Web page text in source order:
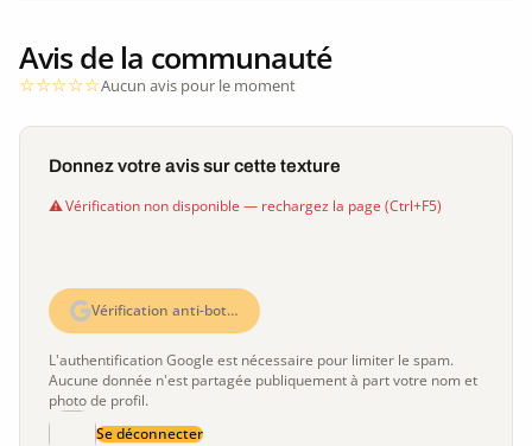
Avis de la communauté
Aucun avis pour le moment
Donnez votre avis sur cette texture
Vérification non disponible — rechargez la page (Ctrl+F5)
Vérification anti-bot…
L'authentification Google est nécessaire pour limiter le spam.
Aucune donnée n'est partagée publiquement à part votre nom et
photo de profil.
Se déconnecter